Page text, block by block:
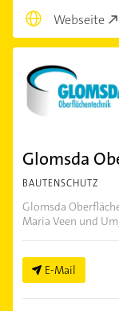
Webseite
Glomsda
BAUTENSCHUTZ
Glomsda
Maria Veen und
E-Mail